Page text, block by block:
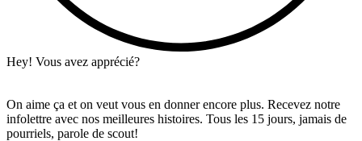
Hey! Vous avez apprécié?
On aime ça et on veut vous en donner encore plus. Recevez notre
infolettre avec nos meilleures histoires. Tous les 15 jours, jamais de
pourriels, parole de scout!